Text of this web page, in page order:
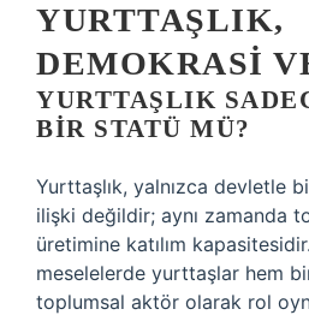
YURTTAŞLIK,
DEMOKRASI
YURTTAŞLIK
BIR STATÜ MÜ?
Yurttaşlık, yalnızca devletle
ilişki değildir; aynı zamanda
üretimine katılım
meselelerde yurttaşlar hem
toplumsal aktör olarak rol